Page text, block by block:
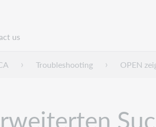
us
Troubleshooting OPEN